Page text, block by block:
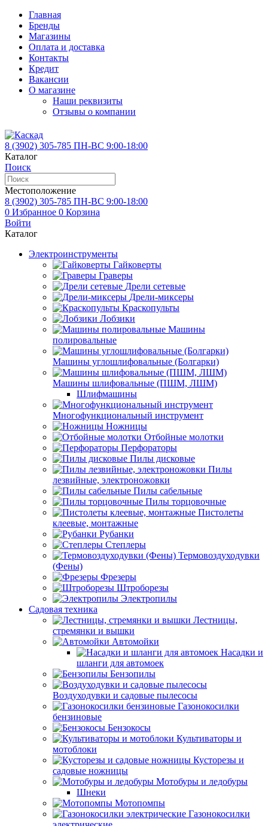
Главная
Бренды
Магазины
Оплата и доставка
Контакты
Кредит
Вакансии
О магазине
Наши реквизиты
Отзывы о компании
8 (3902) 305-785 ПН-ВС 9:00-18:00
Каталог
Поиск
Местоположение
8 (3902) 305-785 ПН-ВС 9:00-18:00
0 Избранное 0 Корзина
Войти
Каталог
Электроинструменты
Гайковерты
Граверы
Дрели сетевые
Дрели-миксеры
Краскопульты
Лобзики
Машины
полировальные
Машины углошлифовальные (Болгарки)
Машины шлифовальные (ПШМ, ЛШМ)
Шлифмашины
Многофункциональный инструмент
Ножницы
Отбойные молотки
Перфораторы
Пилы дисковые
Пилы
лезвийные, электроножовки
Пилы сабельные
Пилы торцовочные
Пистолеты
клеевые, монтажные
Рубанки
Степлеры
Термовоздуходувки
(Фены)
Фрезеры
Штроборезы
Электропилы
Садовая техника
Лестницы,
стремянки и вышки
Автомойки
Насадки и
шланги для автомоек
Бензопилы
Воздуходувки и садовые пылесосы
Газонокосилки
бензиновые
Бензокосы
Культиваторы и
мотоблоки
Кусторезы и
садовые ножницы
Мотобуры и ледобуры
Шнеки
Мотопомпы
Газонокосилки